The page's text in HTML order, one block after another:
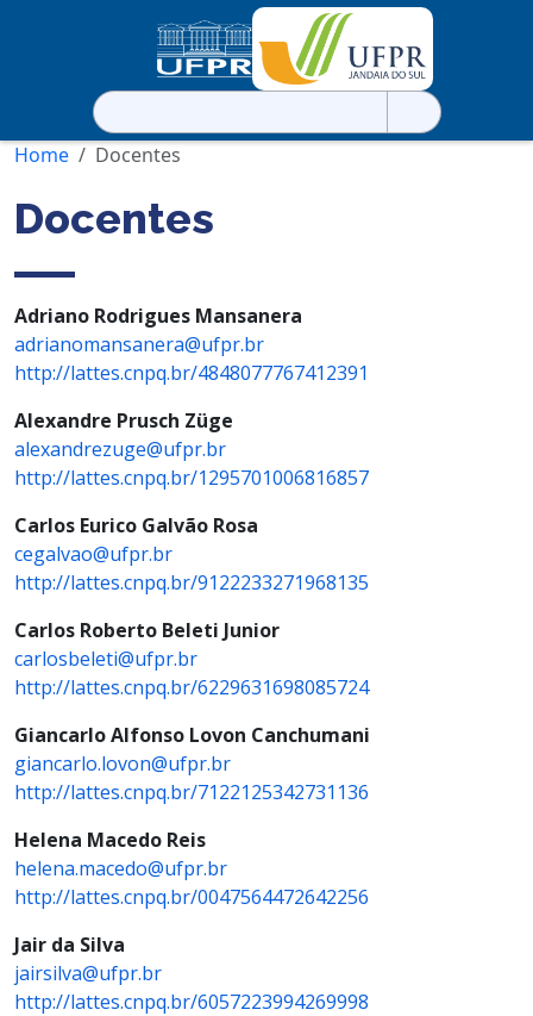
Pesquisar
por:
Home
Docentes
Docentes
Adriano Rodrigues Mansanera
adrianomansanera@ufpr.br
http://lattes.cnpq.br/4848077767412391
Alexandre Prusch Züge
alexandrezuge@ufpr.br
http://lattes.cnpq.br/1295701006816857
Carlos Eurico Galvão Rosa
cegalvao@ufpr.br
http://lattes.cnpq.br/9122233271968135
Carlos Roberto Beleti Junior
carlosbeleti@ufpr.br
http://lattes.cnpq.br/6229631698085724
Giancarlo Alfonso Lovon Canchumani
giancarlo.lovon@ufpr.br
http://lattes.cnpq.br/7122125342731136
Helena Macedo Reis
helena.macedo@ufpr.br
http://lattes.cnpq.br/0047564472642256
Jair da Silva
jairsilva@ufpr.br
http://lattes.cnpq.br/6057223994269998